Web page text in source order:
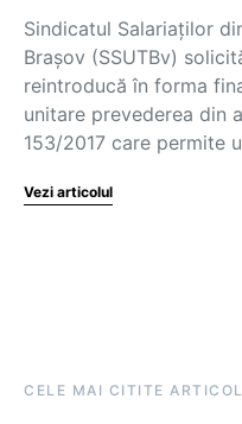
Sindicatul Salariaților
Brașov (SSUTBv)
reintroducă în forma
unitare prevederea din
153/2017 care permite
Vezi articolul
CELE MAI CITITE